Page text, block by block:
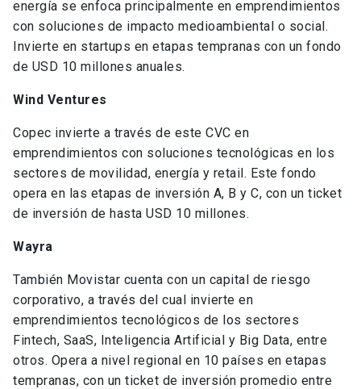
energía se enfoca principalmente en emprendimientos
con soluciones de impacto medioambiental o social.
Invierte en startups en etapas tempranas con un fondo
de USD 10 millones anuales.
Wind Ventures
Copec invierte a través de este CVC en
emprendimientos con soluciones tecnológicas en los
sectores de movilidad, energía y retail. Este fondo
opera en las etapas de inversión A, B y C, con un ticket
de inversión de hasta USD 10 millones.
Wayra
También Movistar cuenta con un capital de riesgo
corporativo, a través del cual invierte en
emprendimientos tecnológicos de los sectores
Fintech, SaaS, Inteligencia Artificial y Big Data, entre
otros. Opera a nivel regional en 10 países en etapas
tempranas, con un ticket de inversión promedio entre